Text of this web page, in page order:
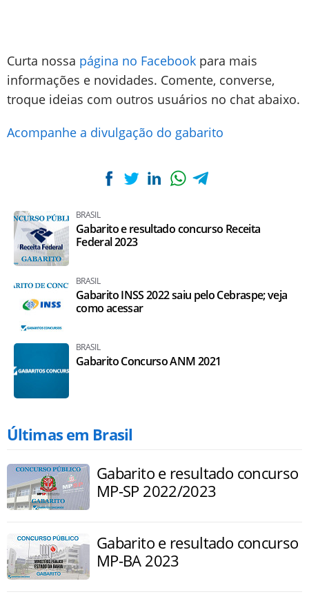
Curta nossa página no Facebook para mais
informações e novidades. Comente, converse,
troque ideias com outros usuários no chat abaixo.
Acompanhe a divulgação do gabarito
BRASIL
Gabarito e resultado concurso Receita
Federal 2023
BRASIL
Gabarito INSS 2022 saiu pelo Cebraspe; veja
como acessar
BRASIL
Gabarito Concurso ANM 2021
Últimas em Brasil
Gabarito e resultado concurso
MP-SP 2022/2023
Gabarito e resultado concurso
MP-BA 2023